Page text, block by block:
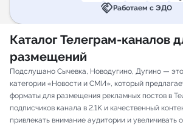
handshakeРаботаем с ЭДО
Каталог Телеграм-каналов
размещений
Подслушано Сычевка, Новодугино, Дугино —
категории «Новости и СМИ», который
форматы для размещения рекламных постов в
подписчиков канала в 2.1K и качественный
привлекать внимание аудитории и увеличивать